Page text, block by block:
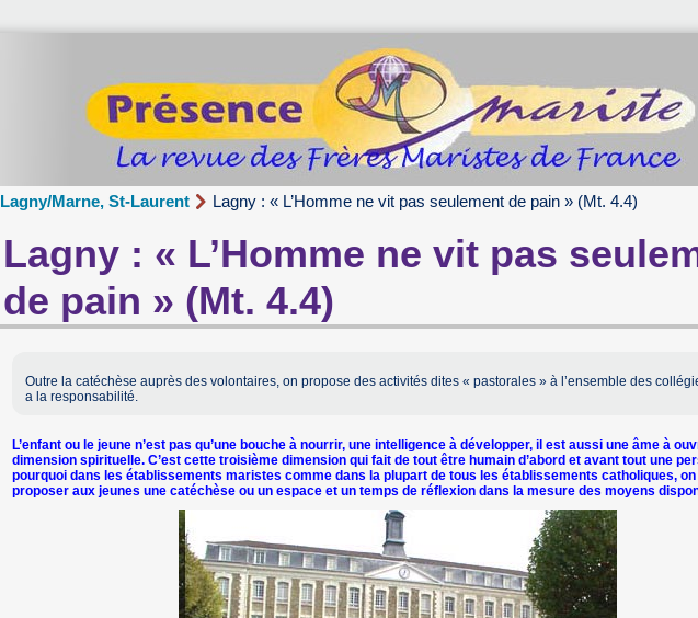
Lagny/Marne, St-Laurent Lagny : « L’Homme ne vit pas seulement de pain » (Mt. 4.4)
Lagny : « L’Homme ne vit pas
de pain » (Mt. 4.4)
Outre la catéchèse auprès des volontaires, on propose des activités dites « pastorales » à l’ensemble des
a la responsabilité.
L’enfant ou le jeune n’est pas qu’une bouche à nourrir, une intelligence à développer, il est aussi une âme à
dimension spirituelle. C’est cette troisième dimension qui fait de tout être humain d’abord et avant tout une
pourquoi dans les établissements maristes comme dans la plupart de tous les établissements catholiques, on
proposer aux jeunes une catéchèse ou un espace et un temps de réflexion dans la mesure des moyens